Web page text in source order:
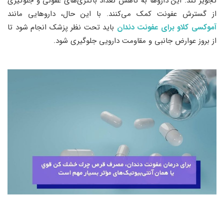
از گسترش عفونت کمک می‌کنند. با این حال، داروهایی مانند
آموکسی کلاو برای عفونت دندان باید تحت نظر پزشک انجام شود تا
از بروز عوارض جانبی و مقاومت دارویی جلوگیری شود.